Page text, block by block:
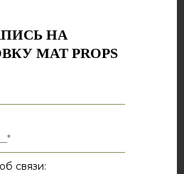
НА
MAT PROPS
связи: